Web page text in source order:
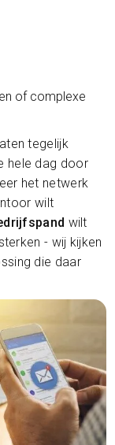
of complexe
tegelijk
hele dag door
het netwerk
wilt
wilt
- wij kijken
die daar